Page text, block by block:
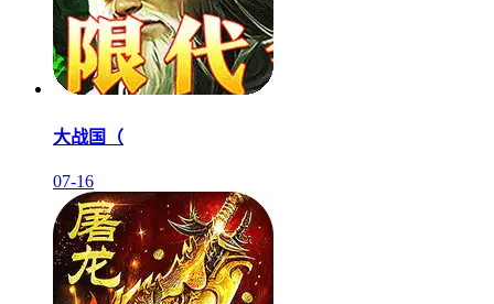
大战国（
07-16